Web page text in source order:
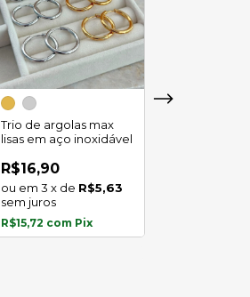
Trio de argolas max
lisas em aço inoxidável
R$16,90
3 x de R$5,63
sem juros
R$15,72 com Pix
Trio de argola